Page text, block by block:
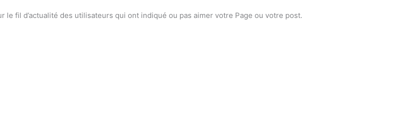
fil d’actualité des utilisateurs qui ont indiqué ou pas aimer votre Page ou votre post.